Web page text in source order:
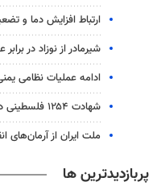
ارتباط افزایش دما و
شیرمادر از نوزاد در
ادامه عملیات نظامی
شهادت ۱۲۵۴ فلسطینی در غزه از آغاز آتش‌بس تاکنون
ملت ایران از
پربازدیدترین ها